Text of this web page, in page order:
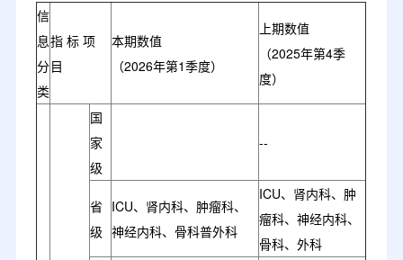
信
息
分
类
指 标 项
目
本期数值
（2026年第1季度）
上期数值
（2025年第4季
度）
国
家
级
--
省
级
ICU、肾内科、肿瘤科、
神经内科、骨科普外科
ICU、肾内科、肿
瘤科、神经内科、
骨科、外科